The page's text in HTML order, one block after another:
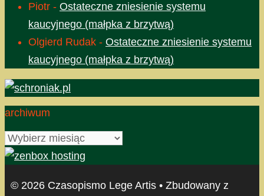
Piotr - Ostateczne zniesienie systemu
kaucyjnego (małpka z brzytwą)
Olgierd Rudak - Ostateczne zniesienie systemu
kaucyjnego (małpka z brzytwą)
archiwum
archiwum
© 2026 Czasopismo Lege Artis • Zbudowany z